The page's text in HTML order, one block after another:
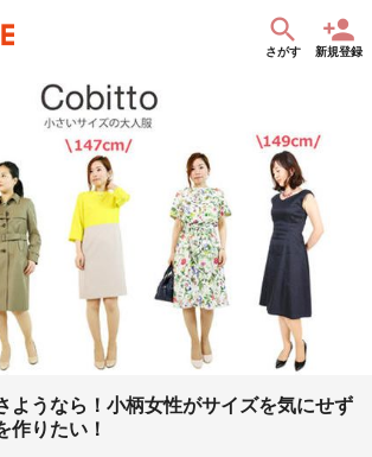
さがす 新規登録
ようなら！小柄女性がサイズを気にせず
作りたい！